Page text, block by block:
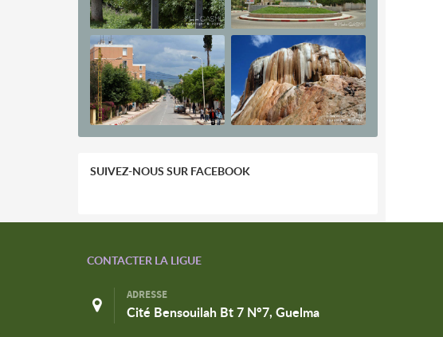
SUIVEZ-NOUS SUR FACEBOOK
CONTACTER LA LIGUE
ADRESSE
Cité Bensouilah Bt 7 N°7, Guelma